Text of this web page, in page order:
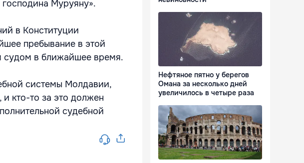
Муруяну».
в Конституции
пребывание в этой
судом в ближайшее время.
системы Молдавии,
и кто-то за это должен
судебной
Нефтяное пятно у берегов
Омана за несколько дней
увеличилось в четыре раза